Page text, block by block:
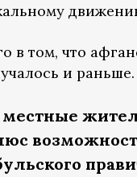
в том, что
и раньше.